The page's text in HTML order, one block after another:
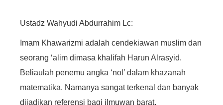
Ustadz Wahyudi Abdurrahim Lc:
Imam Khawarizmi adalah cendekiawan muslim dan
seorang ‘alim dimasa khalifah Harun Alrasyid.
Beliaulah penemu angka ‘nol’ dalam khazanah
matematika. Namanya sangat terkenal dan banyak
dijadikan referensi bagi ilmuwan barat.